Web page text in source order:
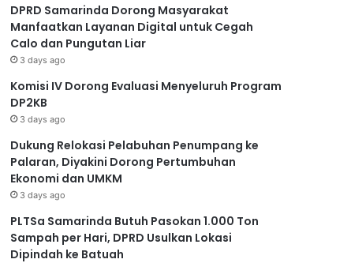
DPRD Samarinda Dorong Masyarakat
Manfaatkan Layanan Digital untuk Cegah
Calo dan Pungutan Liar
3 days ago
Komisi IV Dorong Evaluasi Menyeluruh Program
DP2KB
3 days ago
Dukung Relokasi Pelabuhan Penumpang ke
Palaran, Diyakini Dorong Pertumbuhan
Ekonomi dan UMKM
3 days ago
PLTSa Samarinda Butuh Pasokan 1.000 Ton
Sampah per Hari, DPRD Usulkan Lokasi
Dipindah ke Batuah